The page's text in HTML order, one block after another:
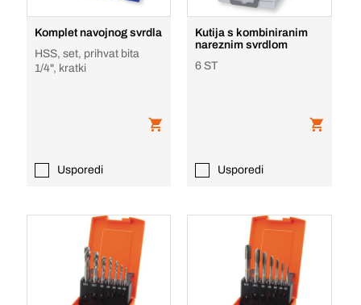
Komplet navojnog svrdla
HSS, set, prihvat bita
1/4", kratki
Usporedi
Kutija s kombiniranim
nareznim svrdlom
6 ST
Usporedi